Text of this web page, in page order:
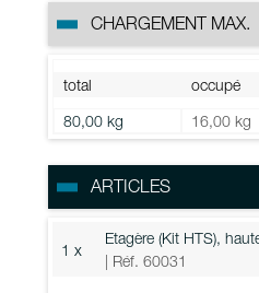
CHARGEMENT MAX.
total occupé
80,00 kg
16,00 kg
ARTICLES
1 x
Etagère (Kit HTS),
| Réf. 60031